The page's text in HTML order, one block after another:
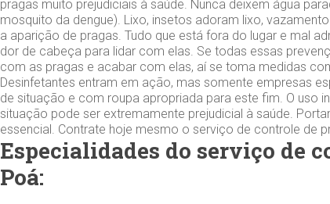
pragas muito prejudiciais à saúde. Nunca deixem água
mosquito da dengue). Lixo, insetos adoram lixo,
a aparição de pragas. Tudo que está fora do lugar e mal
dor de cabeça para lidar com elas. Se todas essas
com as pragas e acabar com elas, aí se toma medidas
Desinfetantes entram em ação, mas somente empresas
de situação e com roupa apropriada para este fim. O uso
situação pode ser extremamente prejudicial à saúde.
essencial. Contrate hoje mesmo o serviço de controle de
Especialidades do serviço de
Poá: